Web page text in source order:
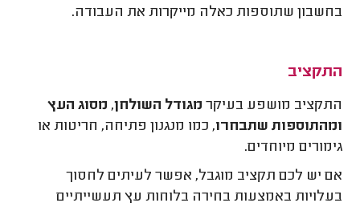
בחשבון שתוספות כאלה מייקרות את העבודה.
התקציב
התקציב מושפע בעיקר מגודל השולחן, מסוג העץ
ומהתוספות שתבחרו, כמו מנגנון פתיחה, חריטות או
גימורים מיוחדים.
אם יש לכם תקציב מוגבל, אפשר לעיתים לחסוך
בעלויות באמצעות בחירה בלוחות עץ תעשייתיים